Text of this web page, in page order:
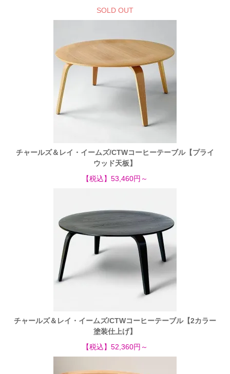
SOLD OUT
チャールズ＆レイ・イームズ/CTWコーヒーテーブル【プライ
ウッド天板】
【税込】53,460円～
チャールズ＆レイ・イームズ/CTWコーヒーテーブル【2カラー
塗装仕上げ】
【税込】52,360円～